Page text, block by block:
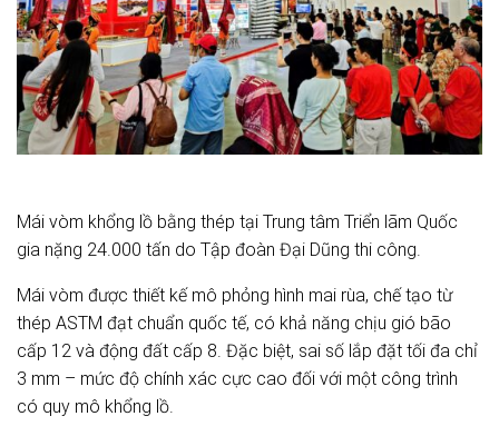
Mái vòm khổng lồ bằng thép tại Trung tâm Triển lãm Quốc
gia nặng 24.000 tấn do Tập đoàn Đại Dũng thi công.
Mái vòm được thiết kế mô phỏng hình mai rùa, chế tạo từ
thép ASTM đạt chuẩn quốc tế, có khả năng chịu gió bão
cấp 12 và động đất cấp 8. Đặc biệt, sai số lắp đặt tối đa chỉ
3 mm – mức độ chính xác cực cao đối với một công trình
có quy mô khổng lồ.